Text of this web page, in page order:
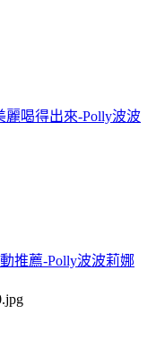
喝得出來-Polly波波
推薦-Polly波波莉娜